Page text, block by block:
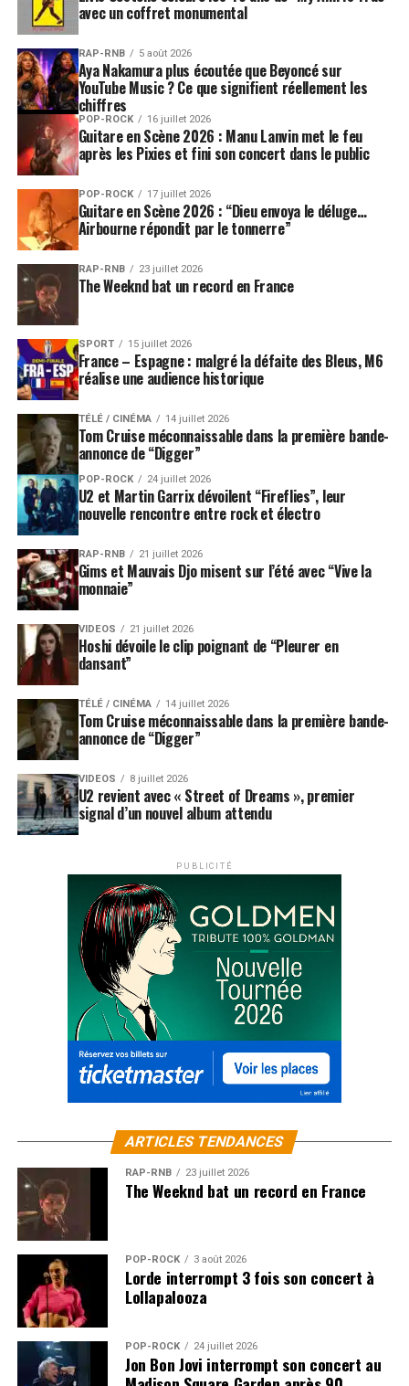
avec un coffret monumental
RAP-RNB 5 août 2026
Aya Nakamura plus écoutée que Beyoncé sur
YouTube Music ? Ce que signifient réellement les
chiffres
POP-ROCK 16 juillet 2026
Guitare en Scène 2026 : Manu Lanvin met le feu
après les Pixies et fini son concert dans le public
POP-ROCK 17 juillet 2026
Guitare en Scène 2026 : “Dieu envoya le déluge…
Airbourne répondit par le tonnerre”
RAP-RNB 23 juillet 2026
The Weeknd bat un record en France
SPORT 15 juillet 2026
France – Espagne : malgré la défaite des Bleus, M6
réalise une audience historique
TÉLÉ / CINÉMA 14 juillet 2026
Tom Cruise méconnaissable dans la première bande-
annonce de “Digger”
POP-ROCK 24 juillet 2026
U2 et Martin Garrix dévoilent “Fireflies”, leur
nouvelle rencontre entre rock et électro
RAP-RNB 21 juillet 2026
Gims et Mauvais Djo misent sur l’été avec “Vive la
monnaie”
VIDEOS 21 juillet 2026
Hoshi dévoile le clip poignant de “Pleurer en
dansant”
TÉLÉ / CINÉMA 14 juillet 2026
Tom Cruise méconnaissable dans la première bande-
annonce de “Digger”
VIDEOS 8 juillet 2026
U2 revient avec « Street of Dreams », premier
signal d’un nouvel album attendu
PUBLICITÉ
ARTICLES TENDANCES
RAP-RNB 23 juillet 2026
The Weeknd bat un record en France
POP-ROCK 3 août 2026
Lorde interrompt 3 fois son concert à
Lollapalooza
POP-ROCK 24 juillet 2026
Jon Bon Jovi interrompt son concert au